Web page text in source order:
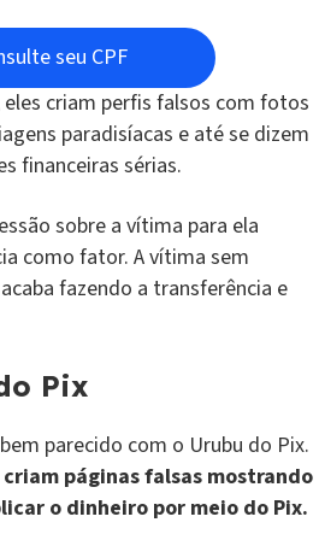
seu CPF
criam perfis falsos com fotos
paradisíacas e até se dizem
financeiras sérias.
sobre a vítima para ela
como fator. A vítima sem
fazendo a transferência e
Pix
parecido com o Urubu do Pix.
páginas falsas mostrando
o dinheiro por meio do Pix.